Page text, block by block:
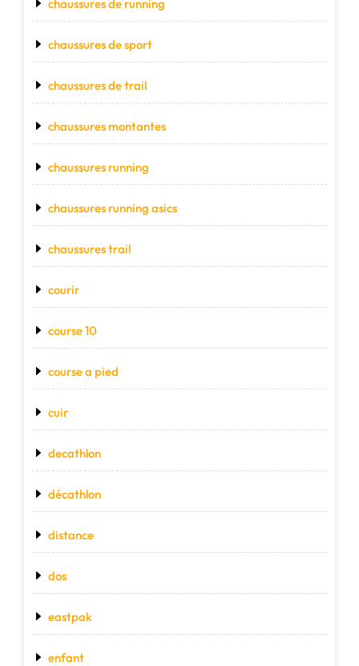
chaussures de running
chaussures de sport
chaussures de trail
chaussures montantes
chaussures running
chaussures running asics
chaussures trail
courir
course 10
course a pied
cuir
decathlon
décathlon
distance
dos
eastpak
enfant